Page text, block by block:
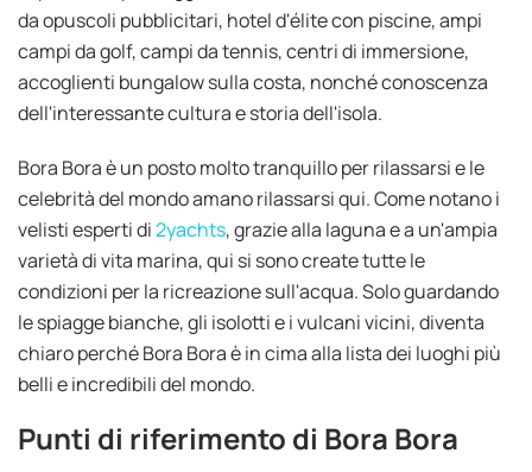
da opuscoli pubblicitari, hotel d'élite con piscine, ampi
campi da golf, campi da tennis, centri di immersione,
accoglienti bungalow sulla costa, nonché conoscenza
dell'interessante cultura e storia dell'isola.
Bora Bora è un posto molto tranquillo per rilassarsi e le
celebrità del mondo amano rilassarsi qui. Come notano i
velisti esperti di2yachts, grazie alla laguna e a un'ampia
varietà di vita marina, qui si sono create tutte le
condizioni per la ricreazione sull'acqua. Solo guardando
le spiagge bianche, gli isolotti e i vulcani vicini, diventa
chiaro perché Bora Bora è in cima alla lista dei luoghi più
belli e incredibili del mondo.
Punti di riferimento di Bora Bora